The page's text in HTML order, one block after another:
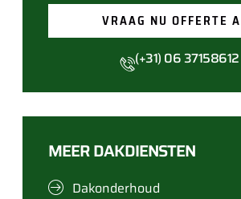
VRAAG NU OFFERTE
(+31) 06 37158612
MEER DAKDIENSTEN
Dakonderhoud